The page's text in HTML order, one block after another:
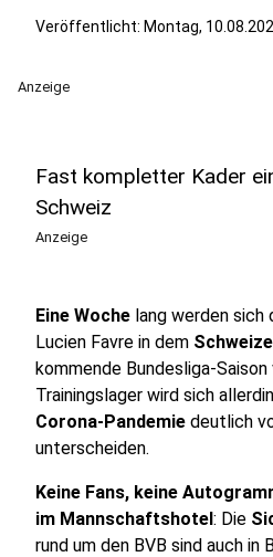
Veröffentlicht: Montag,
Anzeige
Fast kompletter Kader
Schweiz
Anzeige
Eine Woche lang werden sich
Lucien Favre in dem
kommende Bundesliga-
Trainingslager wird sich
Corona-Pandemie deutlich
unterscheiden.
Keine Fans, keine
im Mannschaftshotel: Die
rund um den BVB sind auch in